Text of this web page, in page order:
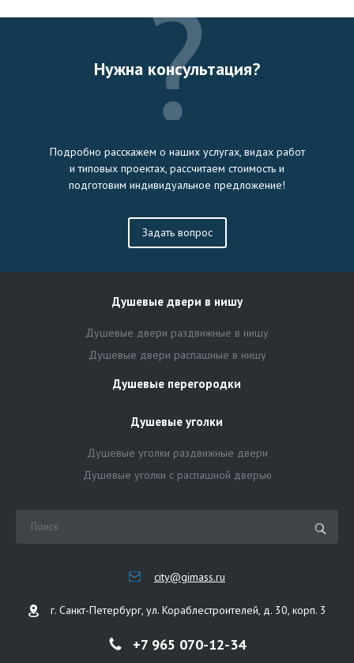
Нужна консультация?
Подробно расскажем о наших услугах, видах работ
и типовых проектах, рассчитаем стоимость и
подготовим индивидуальное предложение!
Задать вопрос
Душевые двери в нишу
Душевые двери раздвижные в нишу
Душевые двери распашные в нишу
Душевые перегородки
Душевые уголки
Душевые уголки раздвижные двери
Душевые уголки с распашной дверью
city@gimass.ru
г. Санкт-Петербург, ул. Кораблестроителей, д. 30, корп. 3
+7 965 070-12-34